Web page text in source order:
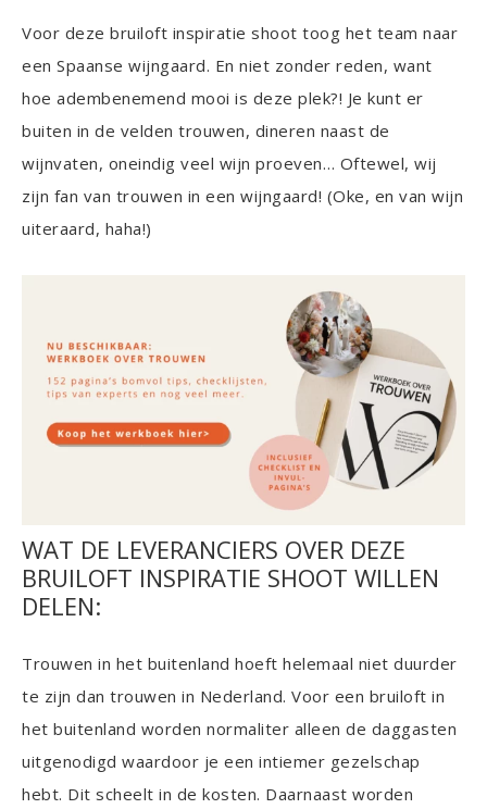
Voor deze bruiloft inspiratie shoot toog het team naar
een Spaanse wijngaard. En niet zonder reden, want
hoe adembenemend mooi is deze plek?! Je kunt er
buiten in de velden trouwen, dineren naast de
wijnvaten, oneindig veel wijn proeven… Oftewel, wij
zijn fan van trouwen in een wijngaard! (Oke, en van wijn
uiteraard, haha!)
WAT DE LEVERANCIERS OVER DEZE
BRUILOFT INSPIRATIE SHOOT WILLEN
DELEN:
Trouwen in het buitenland hoeft helemaal niet duurder
te zijn dan trouwen in Nederland. Voor een bruiloft in
het buitenland worden normaliter alleen de daggasten
uitgenodigd waardoor je een intiemer gezelschap
hebt. Dit scheelt in de kosten. Daarnaast worden